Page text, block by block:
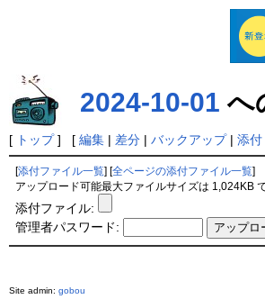
2024-10-01 へ
[ トップ] [ 編集 | 差分 | バックアップ| 添付
[添付ファイル一覧] [全ページの添付ファイル一覧]
アップロード可能最大ファイルサイズは 1,024KB で
添付ファイル:
管理者パスワード:
Site admin: gobou